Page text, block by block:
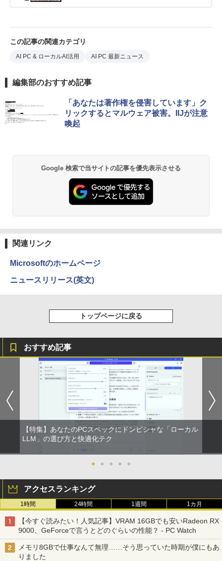
この記事の関連カテゴリ
AI PC & ローカルAI活用 AI PC 最新ニュース
編集部のおすすめ記事
「あなたは著作権を侵害しています」ク
リックするとマルウェア被害。IIJが注意
喚起
Google 検索で当サイトの記事を優先表示させる
関連リンク
Microsoftのホームページ
ニュースリリース(英文)
トップページに戻る
おすすめ記事
【特集】あなたのPCスペックにドンピシャな「ローカル
LLM」の選び方と快適化テク
● ● ● ● ●
アクセスランキング
1時間 24時間 1週間 1カ月
【今すぐ読みたい！人気記事】VRAM 16GBでも安いRadeon RX
9000、GeForceで言うとどのぐらいの性能？ - PC Watch
メモリ8GBで仕事なんて無理……そう思っていた時期が僕にもあ
りました